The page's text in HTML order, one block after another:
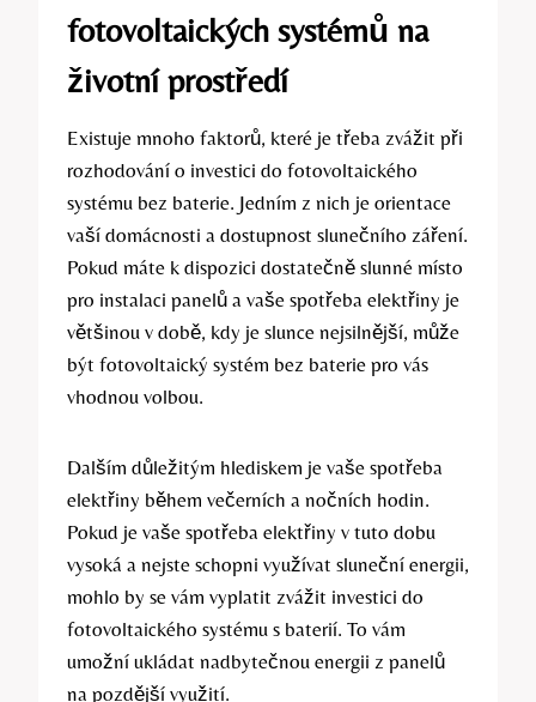
fotovoltaických systémů na
životní prostředí
Existuje mnoho faktorů, které je třeba zvážit při
rozhodování o investici do fotovoltaického
systému bez baterie. Jedním z nich je orientace
vaší domácnosti a dostupnost slunečního záření.
Pokud máte k dispozici dostatečně slunné místo
pro instalaci panelů a vaše spotřeba elektřiny je
většinou v době, kdy je slunce nejsilnější, může
být fotovoltaický systém bez baterie pro vás
vhodnou volbou.
Dalším důležitým hlediskem je vaše spotřeba
elektřiny během večerních a nočních hodin.
Pokud je vaše spotřeba elektřiny v tuto dobu
vysoká a nejste schopni využívat sluneční energii,
mohlo by se vám vyplatit zvážit investici do
fotovoltaického systému s baterií. To vám
umožní ukládat nadbytečnou energii z panelů
na pozdější využití.